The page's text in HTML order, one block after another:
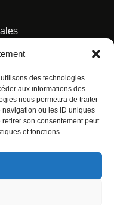
des technologies
aux informations des
nous permettra de traiter
ou les ID uniques
son consentement peut
et fonctions.
personnelles
COMICS POUR LES